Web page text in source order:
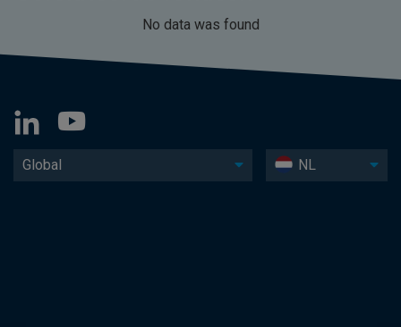
No data was found
Global NL